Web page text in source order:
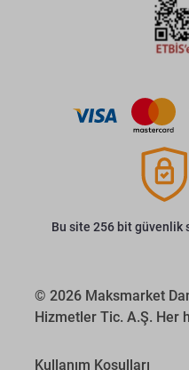
Bu site 256 bit güvenlik
© 2026 Maksmarket
Hizmetler Tic. A.Ş. Her
Kullanım Koşulları